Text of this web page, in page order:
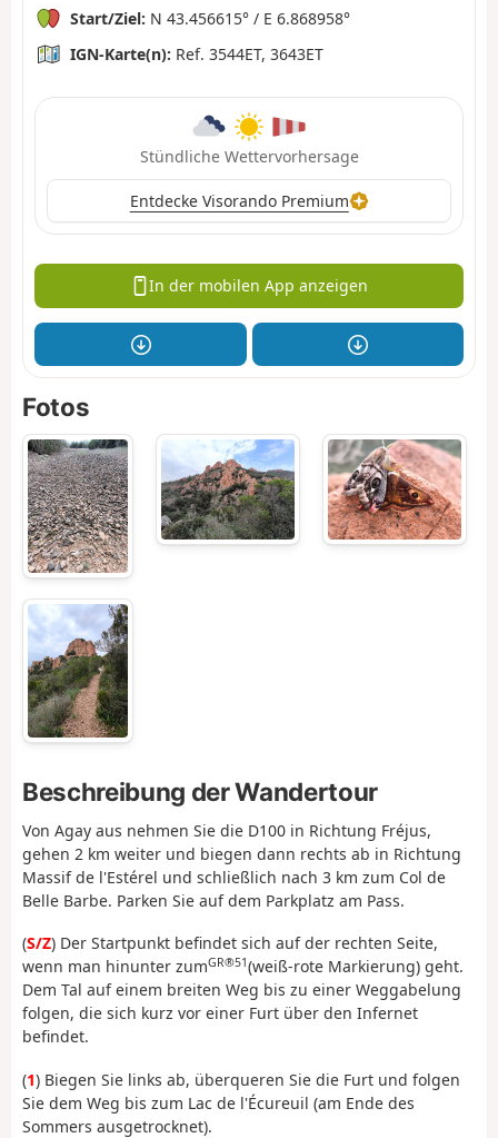
Start/Ziel: N 43.456615° / E 6.868958°
IGN-Karte(n): Ref. 3544ET, 3643ET
Stündliche Wettervorhersage
Entdecke Visorando Premium
In der mobilen App anzeigen
Fotos
Beschreibung der Wandertour
Von Agay aus nehmen Sie die D100 in Richtung Fréjus,
gehen 2 km weiter und biegen dann rechts ab in Richtung
Massif de l'Estérel und schließlich nach 3 km zum Col de
Belle Barbe. Parken Sie auf dem Parkplatz am Pass.
(S/Z) Der Startpunkt befindet sich auf der rechten Seite,
wenn man hinunter zumGR®51(weiß-rote Markierung) geht.
Dem Tal auf einem breiten Weg bis zu einer Weggabelung
folgen, die sich kurz vor einer Furt über den Infernet
befindet.
(1) Biegen Sie links ab, überqueren Sie die Furt und folgen
Sie dem Weg bis zum Lac de l'Écureuil (am Ende des
Sommers ausgetrocknet).